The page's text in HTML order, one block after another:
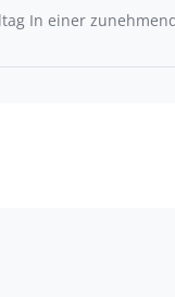
In einer